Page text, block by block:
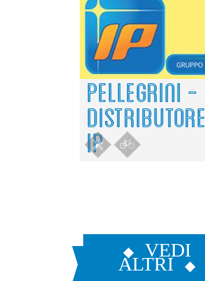
PELLEGRINI -
DISTRIBUTORE
IP
VEDI
ALTRI